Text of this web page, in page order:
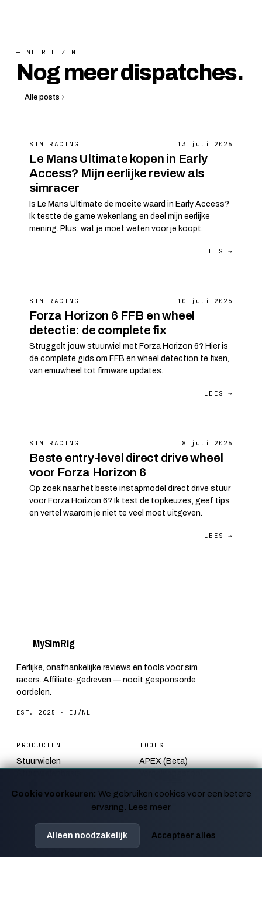
— MEER LEZEN
Nog meer dispatches.
Alle posts
SIM RACING 13 juli 2026
Le Mans Ultimate kopen in Early
Access? Mijn eerlijke review als
simracer
Is Le Mans Ultimate de moeite waard in Early Access?
Ik testte de game wekenlang en deel mijn eerlijke
mening. Plus: wat je moet weten voor je koopt.
LEES →
SIM RACING 10 juli 2026
Forza Horizon 6 FFB en wheel
detectie: de complete fix
Struggelt jouw stuurwiel met Forza Horizon 6? Hier is
de complete gids om FFB en wheel detection te fixen,
van emuwheel tot firmware updates.
LEES →
SIM RACING 8 juli 2026
Beste entry-level direct drive wheel
voor Forza Horizon 6
Op zoek naar het beste instapmodel direct drive stuur
voor Forza Horizon 6? Ik test de topkeuzes, geef tips
en vertel waarom je niet te veel moet uitgeven.
LEES →
MySimRig
Eerlijke, onafhankelijke reviews en tools voor sim
racers. Affiliate-gedreven — nooit gesponsorde
oordelen.
EST. 2025 · EU/NL
PRODUCTEN
Stuurwielen
Monitoren
Bundels
TOOLS
APEX (Beta)
Track Bender
Startreactie Simulator
REDACTIONEEL
Cookie voorkeuren: We gebruiken cookies voor een betere
ervaring.
Lees meer
Alleen noodzakelijk Accepteer alles